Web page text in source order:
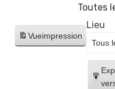
Toutes
Vueimpression
un
Lieu